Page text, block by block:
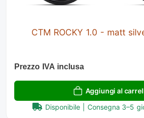
CTM ROCKY 1.0 - matt
Prezzo IVA inclusa
Aggiungi al
Disponibile | Consegna 3–5